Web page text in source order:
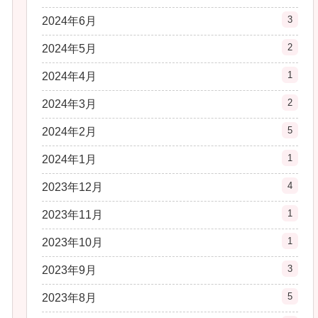
2024年6月 3
2024年5月 2
2024年4月 1
2024年3月 2
2024年2月 5
2024年1月 1
2023年12月 4
2023年11月 1
2023年10月 1
2023年9月 3
2023年8月 5